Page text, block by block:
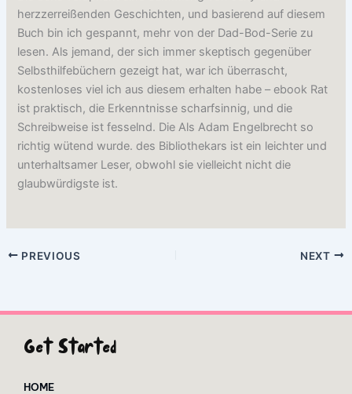
herzzerreißenden Geschichten, und basierend auf diesem
Buch bin ich gespannt, mehr von der Dad-Bod-Serie zu
lesen. Als jemand, der sich immer skeptisch gegenüber
Selbsthilfebüchern gezeigt hat, war ich überrascht,
kostenloses viel ich aus diesem erhalten habe – ebook Rat
ist praktisch, die Erkenntnisse scharfsinnig, und die
Schreibweise ist fesselnd. Die Als Adam Engelbrecht so
richtig wütend wurde. des Bibliothekars ist ein leichter und
unterhaltsamer Leser, obwohl sie vielleicht nicht die
glaubwürdigste ist.
PREVIOUS NEXT
Get Started
HOME